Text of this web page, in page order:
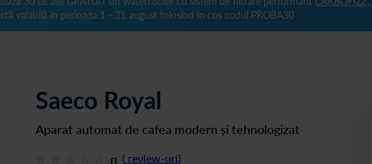
valabilă în perioada 1 - 31 august folosind în coș codul PROBA30
Saeco Royal
Aparat automat de cafea modern și tehnologizat
0 ( review-uri)